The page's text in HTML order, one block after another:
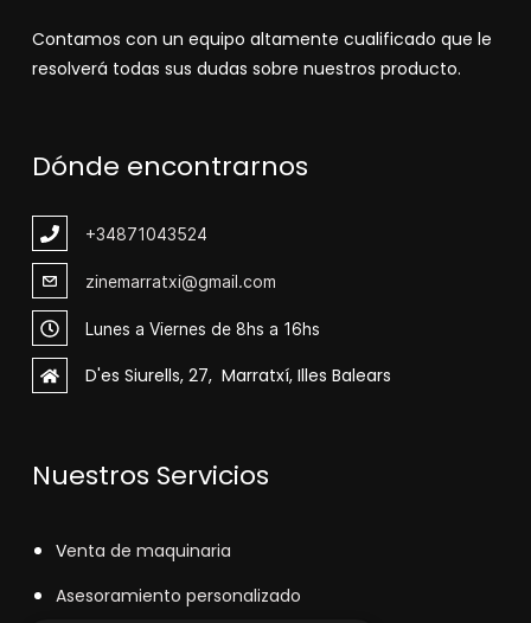
Contamos con un equipo altamente cualificado que le
resolverá todas sus dudas sobre nuestros producto.
Dónde encontrarnos
+34871043524
zinemarratxi@gmail.com
Lunes a Viernes de 8hs a 16hs
D'es Siurells, 27, Marratxí, Illes Balears
Nuestros Servicios
Venta de maquinaria
Asesoramiento personalizado